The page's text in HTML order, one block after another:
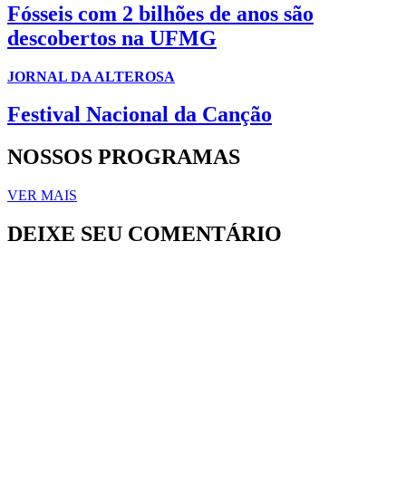
Fósseis com 2 bilhões de anos são
descobertos na UFMG
JORNAL DA ALTEROSA
Festival Nacional da Canção
NOSSOS PROGRAMAS
VER MAIS
DEIXE SEU COMENTÁRIO